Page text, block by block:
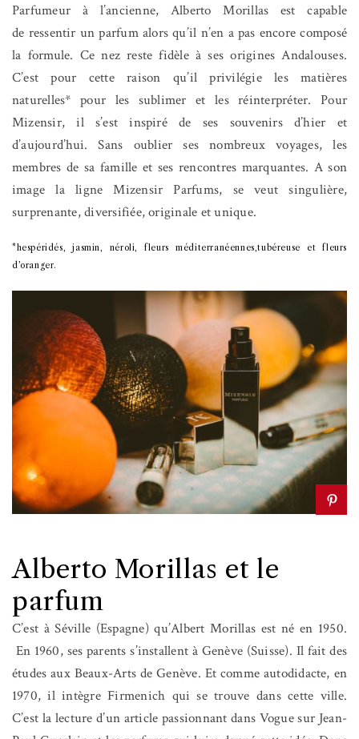
Parfumeur à l’ancienne, Alberto Morillas est capable
de ressentir un parfum alors qu’il n’en a pas encore composé
la formule. Ce nez reste fidèle à ses origines Andalouses.
C’est pour cette raison qu’il privilégie les matières
naturelles* pour les sublimer et les réinterpréter. Pour
Mizensir, il s’est inspiré de ses souvenirs d’hier et
d’aujourd’hui. Sans oublier ses nombreux voyages, les
membres de sa famille et ses rencontres marquantes. A son
image la ligne Mizensir Parfums, se veut singulière,
surprenante, diversifiée, originale et unique.
*hespéridés, jasmin, néroli, fleurs méditerranéennes,tubéreuse et fleurs
d’oranger.
Alberto Morillas et le
parfum
C’est à Séville (Espagne) qu’Albert Morillas est né en 1950.
En 1960, ses parents s’installent à Genève (Suisse). Il fait des
études aux Beaux-Arts de Genève. Et comme autodidacte, en
1970, il intègre Firmenich qui se trouve dans cette ville.
C’est la lecture d’un article passionnant dans Vogue sur Jean-